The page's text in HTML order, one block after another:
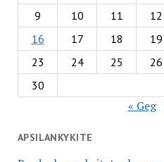
9
10 11 12
16
17 18 19
23
24 25 26
30
« Geg
APSILANKYKITE